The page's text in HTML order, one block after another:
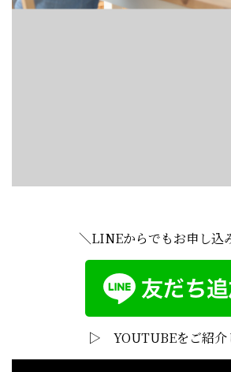
＼LINEからでもお申し込
▷ YOUTUBEをご紹介